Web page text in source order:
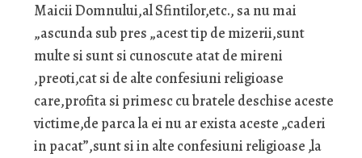
Maicii Domnului,al Sfintilor,etc., sa nu mai
„ascunda sub pres „acest tip de mizerii,sunt
multe si sunt si cunoscute atat de mireni
,preoti,cat si de alte confesiuni religioase
care,profita si primesc cu bratele deschise aceste
victime,de parca la ei nu ar exista aceste „caderi
in pacat”,sunt si in alte confesiuni religioase ,la